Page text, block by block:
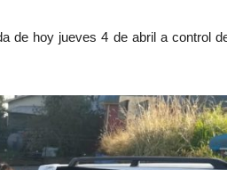
de hoy jueves 4 de abril a control